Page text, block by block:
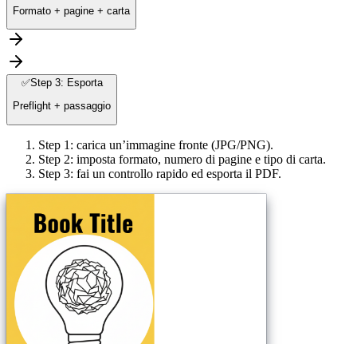
Formato + pagine + carta
✅Step 3: Esporta
Preflight + passaggio
Step 1: carica un’immagine fronte (JPG/PNG).
Step 2: imposta formato, numero di pagine e tipo di carta.
Step 3: fai un controllo rapido ed esporta il PDF.